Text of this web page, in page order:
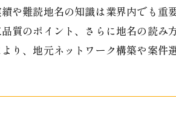
や難読地名の知識は業界内でも
質のポイント、さらに地名の読
り、地元ネットワーク構築や案件